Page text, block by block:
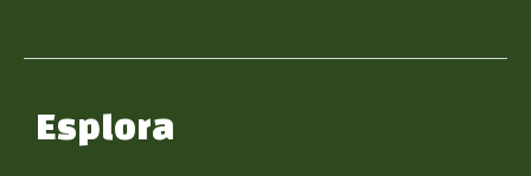
Esplora